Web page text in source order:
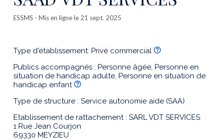
ESSMS - Mis en ligne le 21 sept. 2025
Type d'établissement: Privé commercial
Publics accompagnés : Personne âgée, Personne en
situation de handicap adulte, Personne en situation de
handicap enfant
Type de structure : Service autonomie aide (SAA)
Etablissement de rattachement : SARL VDT SERVICES
1 Rue Jean Courjon
69330 MEYZIEU